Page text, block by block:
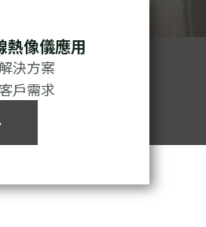
熱像儀應用
決方案
戶需求